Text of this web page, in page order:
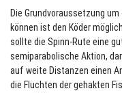
Die Grundvoraussetzung
können ist den Köder
sollte die Spinn-Rute eine
semiparabolische Aktion,
auf weite Distanzen einen
die Fluchten der gehakten